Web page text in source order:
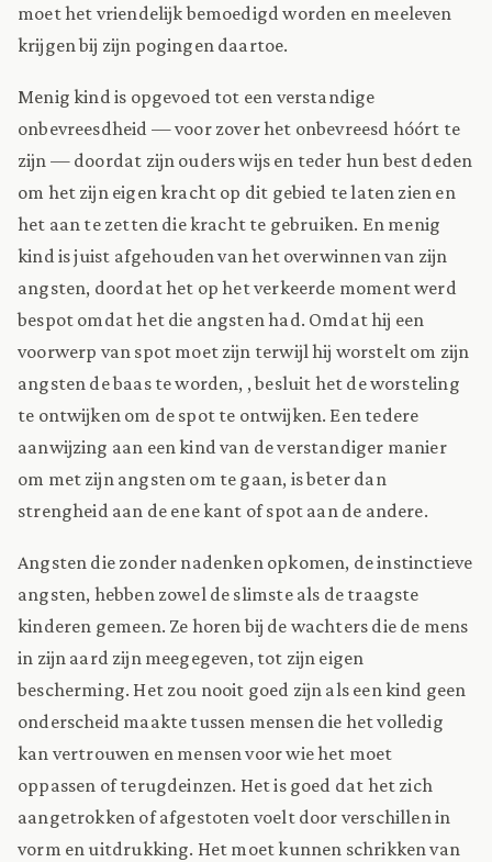
moet het vriendelijk bemoedigd worden en meeleven
krijgen bij zijn pogingen daartoe.
Menig kind is opgevoed tot een verstandige
onbevreesdheid — voor zover het onbevreesd hóórt te
zijn — doordat zijn ouders wijs en teder hun best deden
om het zijn eigen kracht op dit gebied te laten zien en
het aan te zetten die kracht te gebruiken. En menig
kind is juist afgehouden van het overwinnen van zijn
angsten, doordat het op het verkeerde moment werd
bespot omdat het die angsten had. Omdat hij een
voorwerp van spot moet zijn terwijl hij worstelt om zijn
angsten de baas te worden, , besluit het de worsteling
te ontwijken om de spot te ontwijken. Een tedere
aanwijzing aan een kind van de verstandiger manier
om met zijn angsten om te gaan, is beter dan
strengheid aan de ene kant of spot aan de andere.
Angsten die zonder nadenken opkomen, de instinctieve
angsten, hebben zowel de slimste als de traagste
kinderen gemeen. Ze horen bij de wachters die de mens
in zijn aard zijn meegegeven, tot zijn eigen
bescherming. Het zou nooit goed zijn als een kind geen
onderscheid maakte tussen mensen die het volledig
kan vertrouwen en mensen voor wie het moet
oppassen of terugdeinzen. Het is goed dat het zich
aangetrokken of afgestoten voelt door verschillen in
vorm en uitdrukking. Het moet kunnen schrikken van